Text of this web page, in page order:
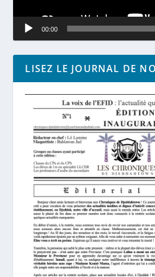
00:00
LISEZ LE JOURNAL DE